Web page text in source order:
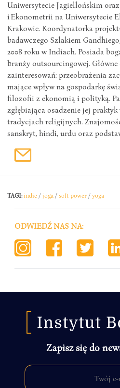
Uniwersytecie Jagiellońskim
i Ekonometrii na Uniwersytecie
Krakowie. Koordynatorka
badawczego Szlakiem
2008 roku w Indiach. Posiada
branży outsourcingowej. Główne
zainteresowań: przeobrażenia
mające wpływ na gospodarkę
filozofii z ekonomią i polityką.
zgłębiająca osadzenie jej
tradycjach religijnych.
sanskryt, hindi, urdu oraz
TAGI:indie /joga /soft power /yoga
ODWIEDŹ NAS NA:
Zapisz się do